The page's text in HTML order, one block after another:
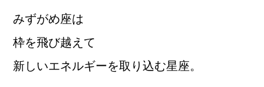
みずがめ座は
枠を飛び越えて
新しいエネルギーを取り込む星座。